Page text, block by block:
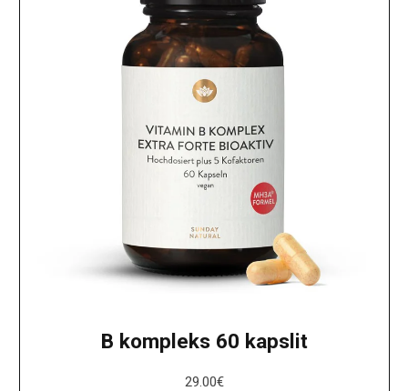
B kompleks 60 kapslit
29.00€